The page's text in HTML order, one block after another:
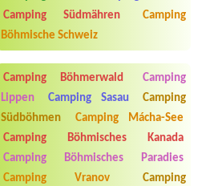
Termin ab 2026-08-01 |
Autokemp
Bílina Kyselka
4L Chata 5 osob +lůžkoviny
Camping Südmähren
Camping
Böhmische Schweiz
Camping Böhmerwald
Camping
Lippen
Camping Sasau
Camping
Südböhmen
Camping Mácha-See
Camping Böhmisches Kanada
Camping Böhmisches Paradies
Camping Vranov
Camping